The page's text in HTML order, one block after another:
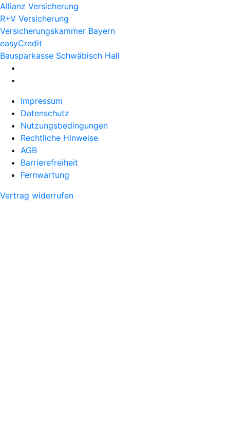
Allianz Versicherung
R+V Versicherung
Versicherungskammer Bayern
easyCredit
Bausparkasse Schwäbisch Hall
Impressum
Datenschutz
Nutzungsbedingungen
Rechtliche Hinweise
AGB
Barrierefreiheit
Fernwartung
Vertrag widerrufen